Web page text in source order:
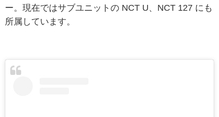
ー。現在ではサブユニットの NCT U、NCT 127 にも
所属しています。